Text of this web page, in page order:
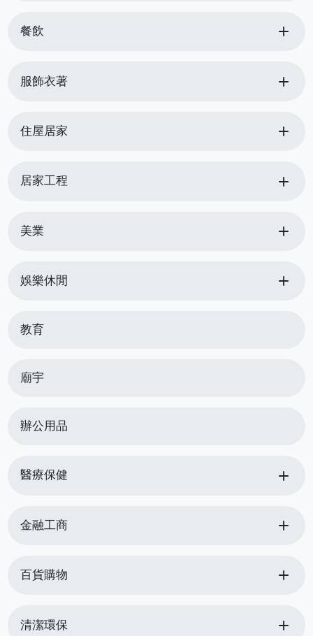
餐飲 add
服飾衣著 add
住屋居家 add
居家工程 add
美業 add
娛樂休閒 add
教育
廟宇
辦公用品
醫療保健 add
金融工商 add
百貨購物 add
清潔環保 add